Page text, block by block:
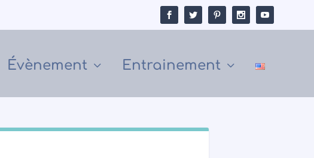
Évènement Entrainement